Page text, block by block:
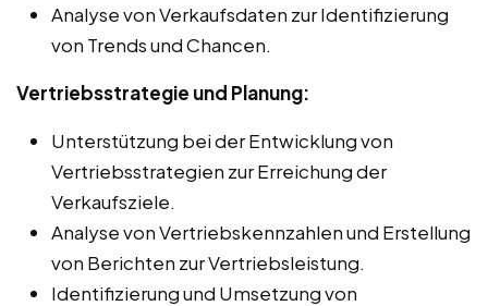
Analyse von Verkaufsdaten zur Identifizierung
von Trends und Chancen.
Vertriebsstrategie und Planung:
Unterstützung bei der Entwicklung von
Vertriebsstrategien zur Erreichung der
Verkaufsziele.
Analyse von Vertriebskennzahlen und Erstellung
von Berichten zur Vertriebsleistung.
Identifizierung und Umsetzung von